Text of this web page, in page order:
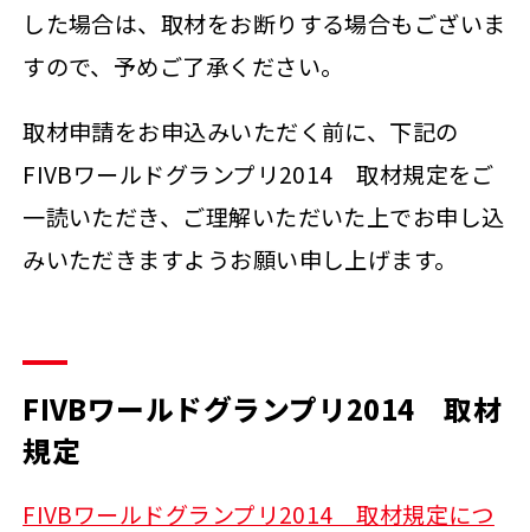
した場合は、取材をお断りする場合もございま
すので、予めご了承ください。
取材申請をお申込みいただく前に、下記の
FIVBワールドグランプリ2014 取材規定をご
一読いただき、ご理解いただいた上でお申し込
みいただきますようお願い申し上げます。
FIVBワールドグランプリ2014 取材
規定
FIVBワールドグランプリ2014 取材規定につ